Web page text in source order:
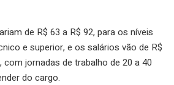
de R$ 63 a R$ 92, para os níveis
e superior, e os salários vão de R$
com jornadas de trabalho de 20 a 40
do cargo.